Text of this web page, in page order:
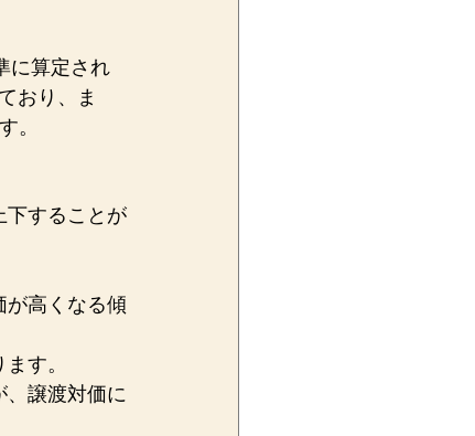
に算定され
おり、ま
。
下することが
が高くなる傾
す。
、譲渡対価に